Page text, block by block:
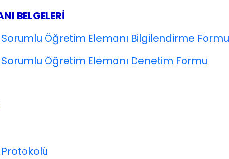
BELGELERİ
Öğretim Elemanı Bilgilendirme Formu
Öğretim Elemanı Denetim Formu